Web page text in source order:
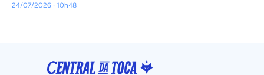
24/07/2026 · 10h48